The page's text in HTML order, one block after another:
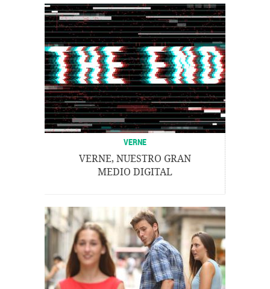
VERNE
VERNE, NUESTRO GRAN
MEDIO DIGITAL